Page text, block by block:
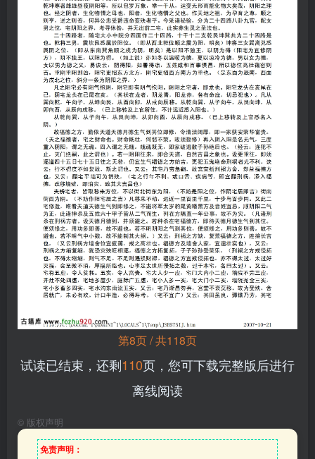
第8页 / 共118页
试读已结束，还剩110页，您可下载完整版后进行
离线阅读
© 版权声明
免责声明：